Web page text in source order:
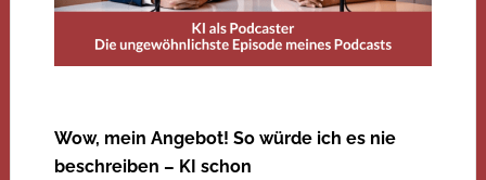
Wow, mein Angebot! So würde ich es nie
beschreiben – KI schon